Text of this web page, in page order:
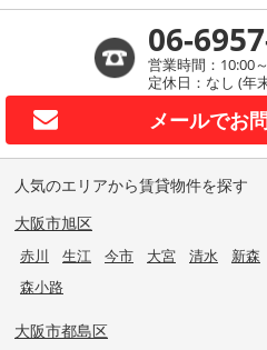
06-
営業時間：10:00
定休日：なし (年
メールでお
人気のエリアから賃貸物件を探す
大阪市旭区
赤川 生江 今市 大宮 清水 新森
森小路
大阪市都島区